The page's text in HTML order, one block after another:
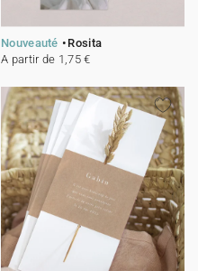
Nouveauté
Rosita
A partir de 1,75 €